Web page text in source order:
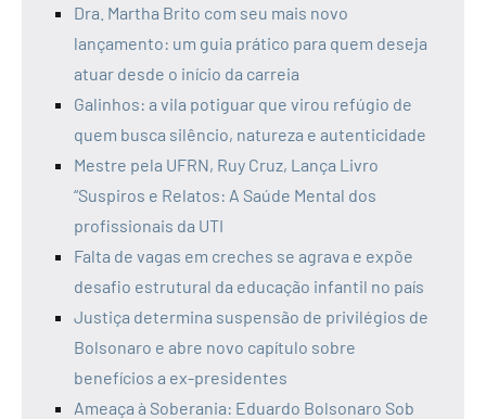
Dra. Martha Brito com seu mais novo
lançamento: um guia prático para quem deseja
atuar desde o início da carreia
Galinhos: a vila potiguar que virou refúgio de
quem busca silêncio, natureza e autenticidade
Mestre pela UFRN, Ruy Cruz, Lança Livro
“Suspiros e Relatos: A Saúde Mental dos
profissionais da UTI
Falta de vagas em creches se agrava e expõe
desafio estrutural da educação infantil no país
Justiça determina suspensão de privilégios de
Bolsonaro e abre novo capítulo sobre
benefícios a ex-presidentes
Ameaça à Soberania: Eduardo Bolsonaro Sob